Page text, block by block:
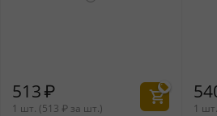
513₽
1 шт. (513 ₽ за шт.) 1